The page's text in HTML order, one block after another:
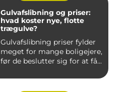
Gulvafslibning og priser:
hvad koster nye, flotte
trægulve?
Gulvafslibning priser fylder
meget for mange boligejere,
før de beslutter sig for at få...